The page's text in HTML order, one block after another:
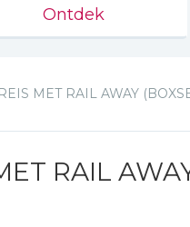
Ontdek
MET RAIL AWAY
RAIL